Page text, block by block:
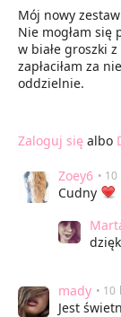
Mój nowy
Nie mogłam się
w białe groszki
zapłaciłam za
oddzielnie.
Zaloguj się albo
Zoey6 •
Cudny
mady •
Jest